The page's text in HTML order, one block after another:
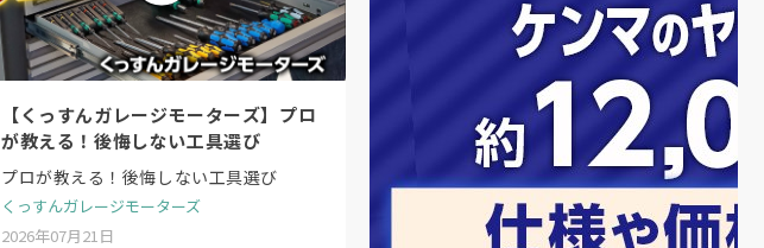
【くっすんガレージモーターズ】プロ
が教える！後悔しない工具選び
プロが教える！後悔しない工具選び
くっすんガレージモーターズ
2026年07月21日